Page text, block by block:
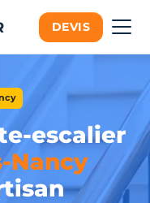
DEVIS
escalier
Nancy